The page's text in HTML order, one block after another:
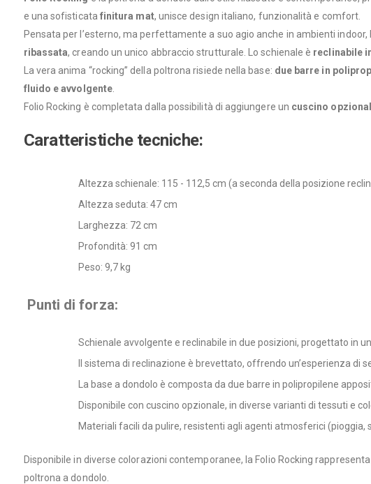
e una sofisticata finitura mat, unisce design italiano, funzionalità e comfort.
Pensata per l’esterno, ma perfettamente a suo agio anche in ambienti
ribassata, creando un unico abbraccio strutturale. Lo schienale è reclinabile
La vera anima “rocking” della poltrona risiede nella base: due barre in
fluido e avvolgente.
Folio Rocking è completata dalla possibilità di aggiungere un cuscino
Caratteristiche tecniche:
Altezza schienale: 115 - 112,5 cm (a seconda della posizione
Altezza seduta: 47 cm
Larghezza: 72 cm
Profondità: 91 cm
Peso: 9,7 kg
Punti di forza:
Schienale avvolgente e reclinabile in due posizioni, progettato in
Il sistema di reclinazione è brevettato, offrendo un’esperienza di
La base a dondolo è composta da due barre in polipropilene
Disponibile con cuscino opzionale, in diverse varianti di tessuti e
Materiali facili da pulire, resistenti agli agenti atmosferici (pioggia,
Disponibile in diverse colorazioni contemporanee, la Folio Rocking
poltrona a dondolo.